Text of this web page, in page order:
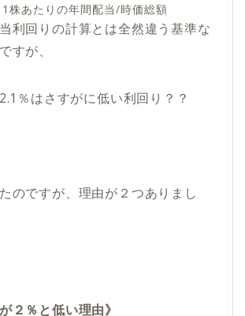
株あたりの年間配当/時価総額
利回りの計算とは全然違う基準な
すが、
％はさすがに低い利回り？？
のですが、理由が２つありまし
２％と低い理由》